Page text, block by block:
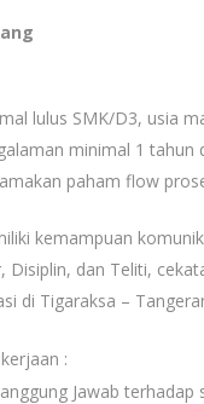
lulus SMK/D3, usia
minimal 1 tahun
paham flow
kemampuan
Disiplin, dan Teliti,
di Tigaraksa –
:
Jawab